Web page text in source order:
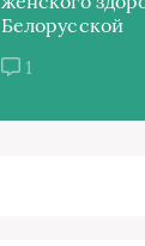
Белорусской
1